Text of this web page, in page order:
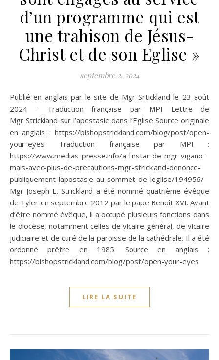
d’un programme qui est
une trahison de Jésus-
Christ et de son Eglise »
septembre 2, 2024
Publié en anglais par le site de Mgr Srtickland le 23 août
2024 – Traduction française par MPI Lettre de
Mgr Strickland sur l’apostasie dans l’Eglise Source originale
en anglais : https://bishopstrickland.com/blog/post/open-
your-eyes Traduction française par MPI :
https://www.medias-presse.info/a-linstar-de-mgr-vigano-
mais-avec-plus-de-precautions-mgr-strickland-denonce-
publiquement-lapostasie-au-sommet-de-leglise/194956/
Mgr Joseph E. Strickland a été nommé quatrième évêque
de Tyler en septembre 2012 par le pape Benoît XVI. Avant
d’être nommé évêque, il a occupé plusieurs fonctions dans
le diocèse, notamment celles de vicaire général, de vicaire
judiciaire et de curé de la paroisse de la cathédrale. Il a été
ordonné prêtre en 1985. Source en anglais :
https://bishopstrickland.com/blog/post/open-your-eyes
LIRE LA SUITE